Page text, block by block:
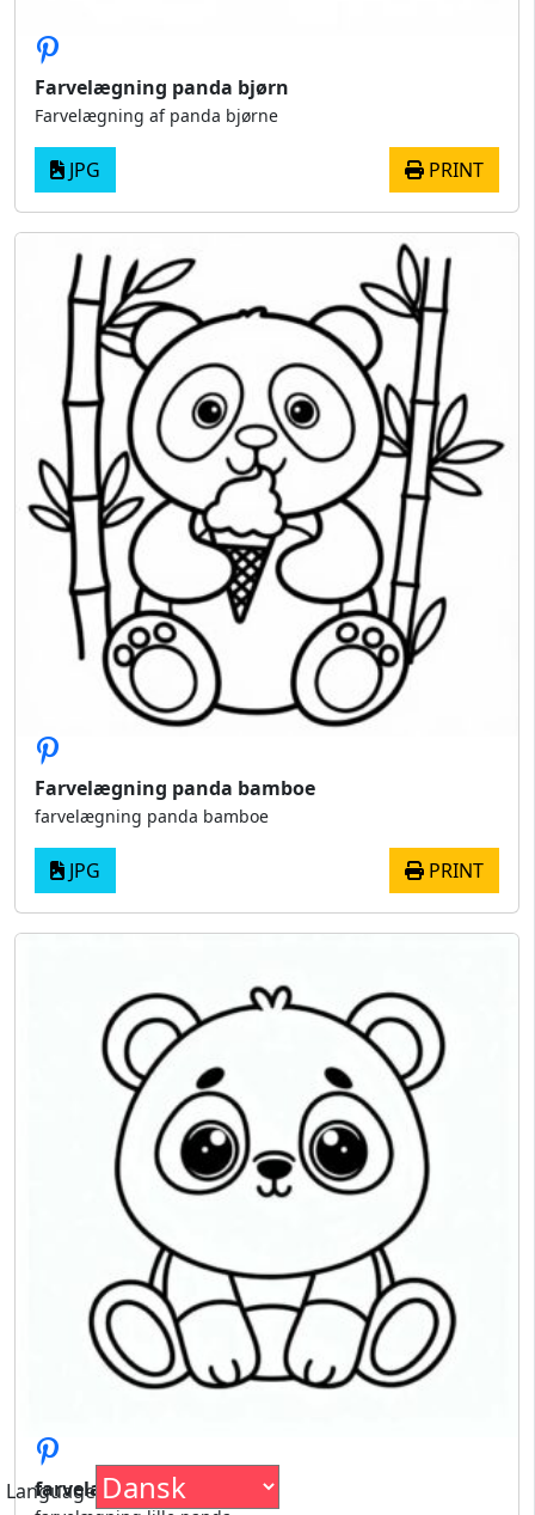
Farvelægning panda bjørn
Farvelægning af panda bjørne
JPG PRINT
Farvelægning panda bamboe
farvelægning panda bamboe
JPG PRINT
farvelægning lille panda
Language